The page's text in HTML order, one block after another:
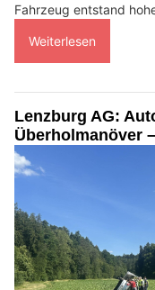
Fahrzeug entstand
Weiterlesen
Lenzburg AG:
Überholmanöver